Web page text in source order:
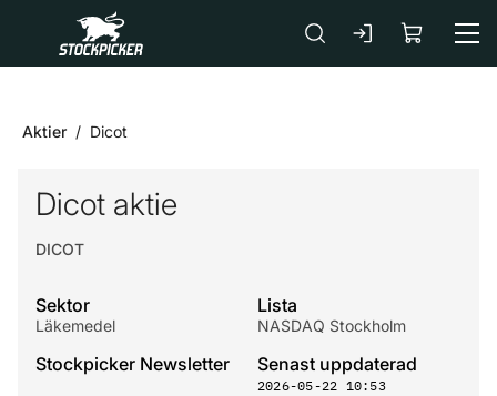
Gå till huvudinnehåll
Aktier Dicot
Dicot aktie
DICOT
Sektor
Läkemedel
Lista
NASDAQ Stockholm
Stockpicker Newsletter Senast uppdaterad
2026-05-22 10:53